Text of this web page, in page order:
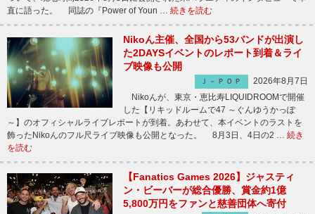
直に語った。 同誌の『Power of Youn … 続きを読む
Nikoん主催、全国から53バンドが出演し
た2DAYSイベントのレポート到着＆ライ
ブ映像も公開
Ｊ－ＰＯＰ
2026年8月7日
Nikoんが、東京・恵比寿LIQUIDROOMで開催
した【リキッドルームで47 ～ぐんゆうかっぽ
～】のオフィシャルライブレポートが到着。あわせて、本イベントのラストを
飾ったNikoんのフル尺ライブ映像も公開となった。 8月3日、4日の2 … 続き
を読む
【Fanatics Games 2026】ジャスティ
ン・ビーバーが総合優勝、賞金約1億
5,800万円をファンと慈善団体へ寄付